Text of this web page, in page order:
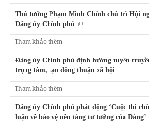
Thủ tướng Phạm Minh Chính chủ trì Hội
Đảng ủy Chính phủ
Tham khảo thêm
Đảng ủy Chính phủ định hướng tuyên
trọng tâm, tạo đồng thuận xã hội
Tham khảo thêm
Đảng ủy Chính phủ phát động ‘Cuộc thi
luận về bảo vệ nền tảng tư tưởng của Đảng’